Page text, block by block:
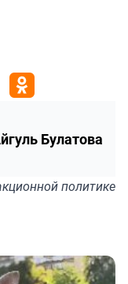
Булатова
политике